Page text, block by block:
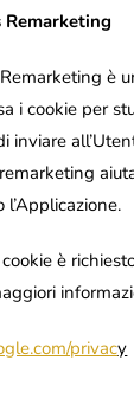
è
i cookie per
inviare
cookie è
privacy